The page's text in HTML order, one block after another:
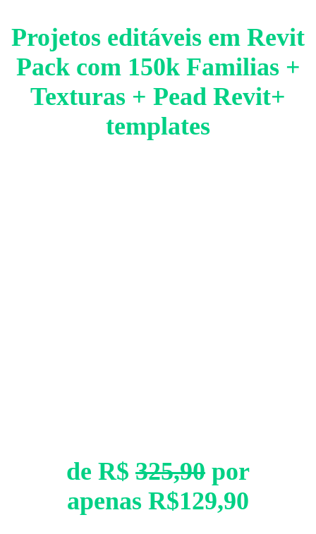
Projetos editáveis em Revit
Pack com 150k Familias +
Texturas + Pead Revit+
templates
de R$ 325,90 por
apenas R$129,90